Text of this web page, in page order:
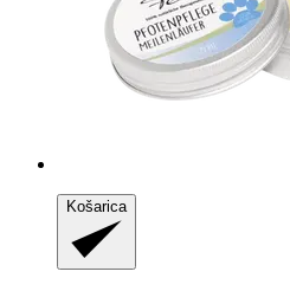
Košarica